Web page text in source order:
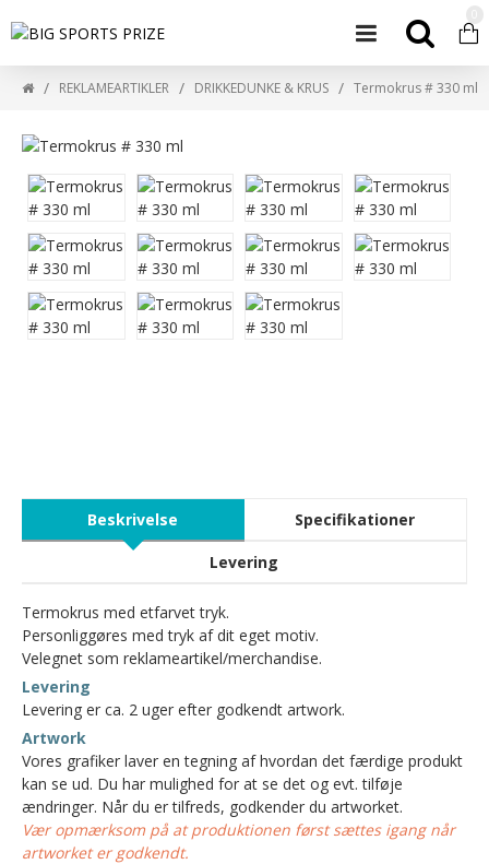
REKLAMEARTIKLER DRIKKEDUNKE & KRUS Termokrus # 330 ml
Beskrivelse Specifikationer
Levering
Termokrus med etfarvet tryk.
Personliggøres med tryk af dit eget motiv.
Velegnet som reklameartikel/merchandise.
Levering
Levering er ca. 2 uger efter godkendt artwork.
Artwork
Vores grafiker laver en tegning af hvordan det færdige produkt
kan se ud. Du har mulighed for at se det og evt. tilføje
ændringer. Når du er tilfreds, godkender du artworket.
Vær opmærksom på at produktionen først sættes igang når
artworket er godkendt.